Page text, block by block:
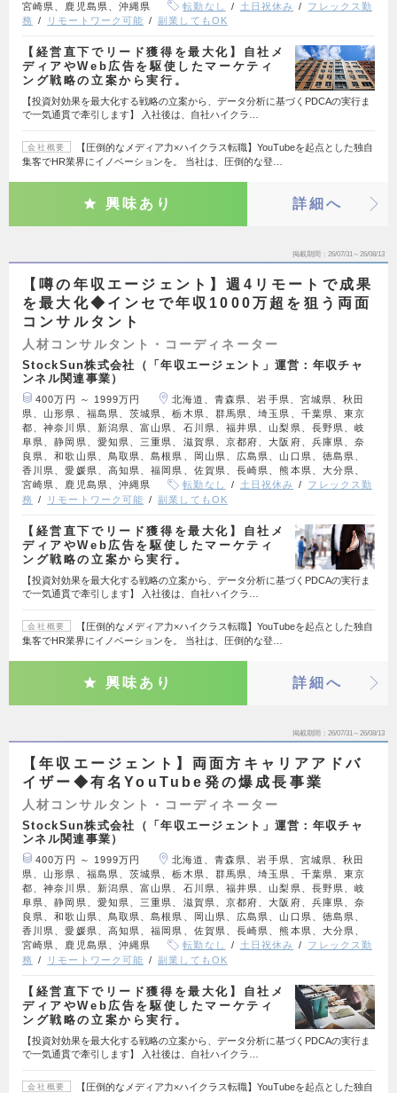
宮崎県、鹿児島県、沖縄県 転勤なし 土日祝休み
フレックス勤
務
リモートワーク可能 副業してもOK
【経営直下でリード獲得を最大化】自社メ
ディアやWeb広告を駆使したマーケティ
ング戦略の立案から実行。
【投資対効果を最大化する戦略の立案から、データ分析に基づくPDCAの実行ま
で一気通貫で牽引します】 入社後は、自社ハイクラ…
会社概要
【圧倒的なメディア力×ハイクラス転職】YouTubeを起点とした独自
集客でHR業界にイノベーションを。 当社は、圧倒的な登…
興味あり 詳細へ
掲載期間 26/07/31～26/08/13
【噂の年収エージェント】週4リモートで成果
を最大化◆インセで年収1000万超を狙う両面
コンサルタント
人材コンサルタント・コーディネーター
StockSun株式会社（「年収エージェント」運営：年収チャ
ンネル関連事業）
400万円 ～ 1999万円
北海道、青森県、岩手県、宮城県、秋田
県、山形県、福島県、茨城県、栃木県、群馬県、埼玉県、千葉県、東京
都、神奈川県、新潟県、富山県、石川県、福井県、山梨県、長野県、岐
阜県、静岡県、愛知県、三重県、滋賀県、京都府、大阪府、兵庫県、奈
良県、和歌山県、鳥取県、島根県、岡山県、広島県、山口県、徳島県、
香川県、愛媛県、高知県、福岡県、佐賀県、長崎県、熊本県、大分県、
宮崎県、鹿児島県、沖縄県
転勤なし 土日祝休み
フレックス勤
務
リモートワーク可能 副業してもOK
【経営直下でリード獲得を最大化】自社メ
ディアやWeb広告を駆使したマーケティ
ング戦略の立案から実行。
【投資対効果を最大化する戦略の立案から、データ分析に基づくPDCAの実行ま
で一気通貫で牽引します】 入社後は、自社ハイクラ…
会社概要
【圧倒的なメディア力×ハイクラス転職】YouTubeを起点とした独自
集客でHR業界にイノベーションを。 当社は、圧倒的な登…
興味あり 詳細へ
掲載期間 26/07/31～26/08/13
【年収エージェント】両面方キャリアアドバ
イザー◆有名YouTube発の爆成長事業
人材コンサルタント・コーディネーター
StockSun株式会社（「年収エージェント」運営：年収チャ
ンネル関連事業）
400万円 ～ 1999万円
北海道、青森県、岩手県、宮城県、秋田
県、山形県、福島県、茨城県、栃木県、群馬県、埼玉県、千葉県、東京
都、神奈川県、新潟県、富山県、石川県、福井県、山梨県、長野県、岐
阜県、静岡県、愛知県、三重県、滋賀県、京都府、大阪府、兵庫県、奈
良県、和歌山県、鳥取県、島根県、岡山県、広島県、山口県、徳島県、
香川県、愛媛県、高知県、福岡県、佐賀県、長崎県、熊本県、大分県、
宮崎県、鹿児島県、沖縄県
転勤なし 土日祝休み
フレックス勤
務
リモートワーク可能 副業してもOK
【経営直下でリード獲得を最大化】自社メ
ディアやWeb広告を駆使したマーケティ
ング戦略の立案から実行。
【投資対効果を最大化する戦略の立案から、データ分析に基づくPDCAの実行ま
で一気通貫で牽引します】 入社後は、自社ハイクラ…
会社概要
【圧倒的なメディア力×ハイクラス転職】YouTubeを起点とした独自